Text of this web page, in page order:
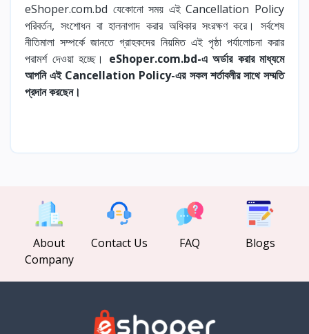
eShoper.com.bd যেকোনো সময় এই Cancellation Policy
পরিবর্তন, সংশোধন বা হালনাগাদ করার অধিকার সংরক্ষণ করে। সর্বশেষ
নীতিমালা সম্পর্কে জানতে গ্রাহকদের নিয়মিত এই পৃষ্ঠা পর্যালোচনা করার
পরামর্শ দেওয়া হচ্ছে। eShoper.com.bd-এ অর্ডার করার মাধ্যমে
আপনি এই Cancellation Policy-এর সকল শর্তাবলীর সাথে সম্মতি
প্রদান করছেন।
About
Company
Contact Us FAQ Blogs